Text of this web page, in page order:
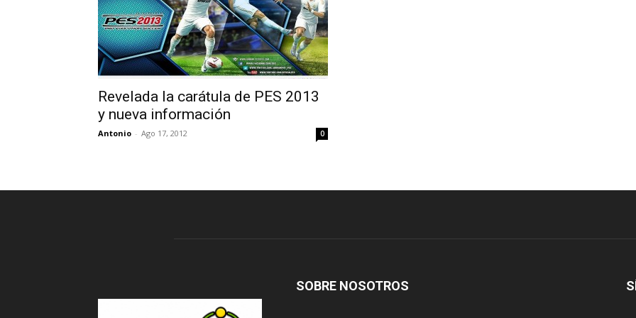
Revelada la carátula de PES 2013
y nueva información
Antonio - Ago 17, 2012 0
SOBRE NOSOTROS